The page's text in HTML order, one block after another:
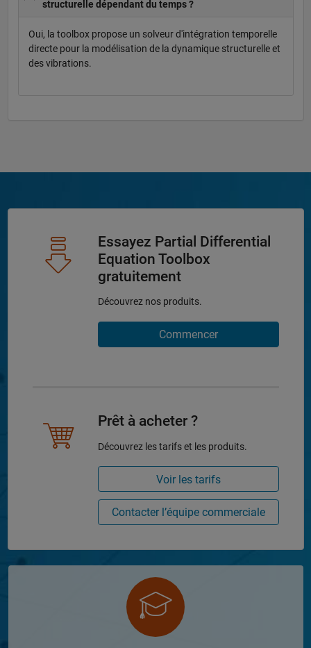
structurelle dépendant du temps ?
Oui, la toolbox propose un solveur d'intégration temporelle
directe pour la modélisation de la dynamique structurelle et
des vibrations.
Essayez Partial Differential
Equation Toolbox
gratuitement
Découvrez nos produits.
Commencer
Prêt à acheter ?
Découvrez les tarifs et les produits.
Voir les tarifs
Contacter l’équipe commerciale